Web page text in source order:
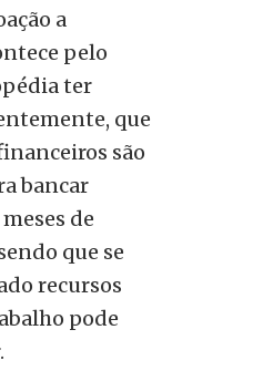
a
pelo
ter
que
são
bancar
de
que se
recursos
pode